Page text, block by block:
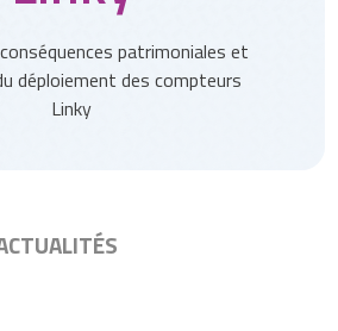
patrimoniales et
déploiement des compteurs
Linky